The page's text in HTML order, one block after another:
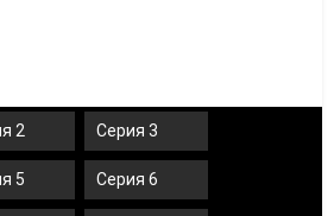
2 Серия 3
5 Серия 6